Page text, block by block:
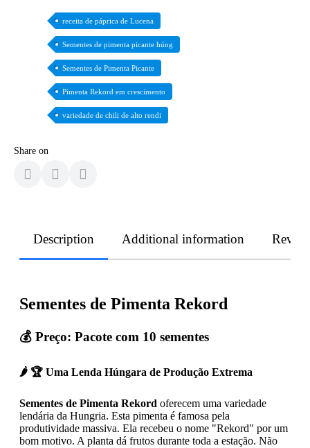
receita de páprica de Lucena
Sementes de pimenta picante húng
Sementes de Pimenta Picante
Pimenta Rekord em crescimento
variedade de chili de alto rendi
Share on
Description Additional information
Sementes de Pimenta Rekord
💰 Preço: Pacote com 10 sementes
🌶️ 🏆 Uma Lenda Húngara de Produção Extrema
Sementes de Pimenta Rekord oferecem uma variedade
lendária da Hungria. Esta pimenta é famosa pela
produtividade massiva. Ela recebeu o nome "Rekord" por um
bom motivo. A planta dá frutos durante toda a estação. Não